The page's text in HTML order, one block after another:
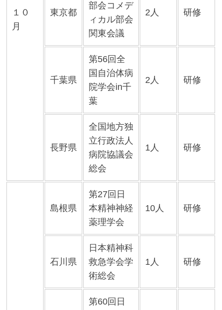
１０
月
東京都
部会コメデ
ィカル部会
関東会議
2人 研修
千葉県
第56回全
国自治体病
院学会in千
葉
2人 研修
長野県
全国地方独
立行政法人
病院協議会
総会
1人 研修
島根県
第27回日
本精神神経
薬理学会
10人 研修
石川県
日本精神科
救急学会学
術総会
1人 研修
第60回日